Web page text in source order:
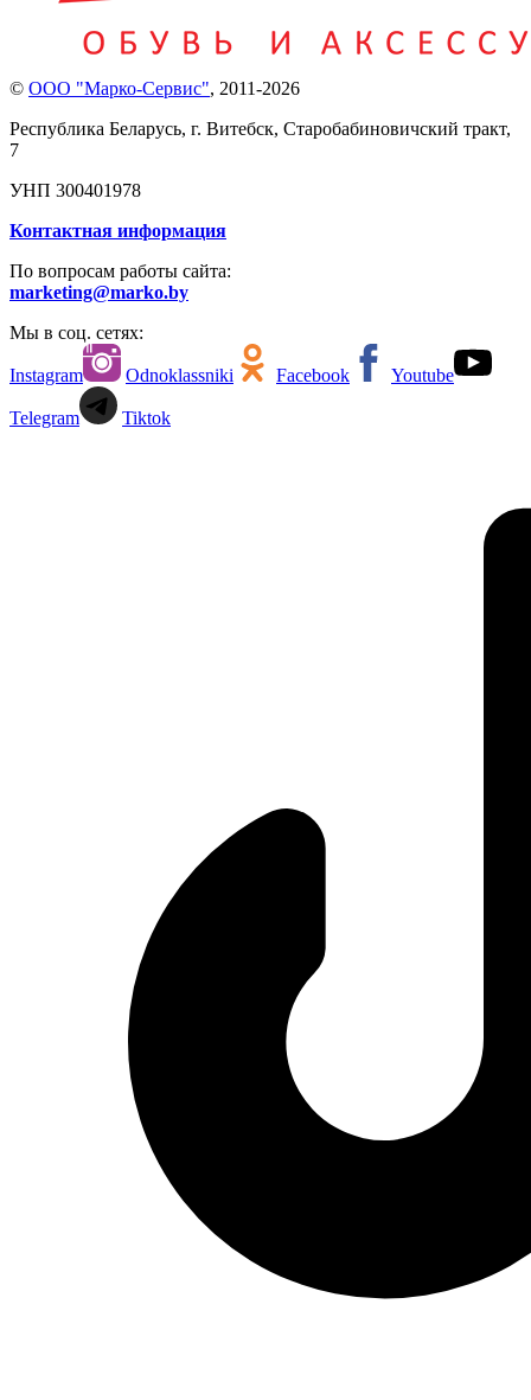
© ООО "Марко-Сервис", 2011-2026
Республика Беларусь, г. Витебск, Старобабиновичский тракт,
7
УНП 300401978
Контактная информация
По вопросам работы сайта:
marketing@marko.by
Мы в соц. сетях:
Instagram Odnoklassniki Facebook Youtube
Telegram Tiktok